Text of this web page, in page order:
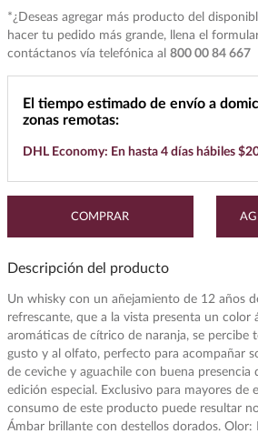
*¿Deseas agregar más producto del
hacer tu pedido más grande, llena el
contáctanos vía telefónica al 800 00 84 667
El tiempo estimado de envío a
zonas remotas:
DHL Economy: En hasta 4 días hábiles
COMPRAR
Descripción del producto
Un whisky con un añejamiento de 12 años
refrescante, que a la vista presenta un color
aromáticas de cítrico de naranja, se percibe
gusto y al olfato, perfecto para acompañar
de ceviche y aguachile con buena presencia
edición especial. Exclusivo para mayores de
consumo de este producto puede resultar
Ámbar brillante con destellos dorados. Olor:
5.
mezcal
6.
cerveza
7.
buchanans
8.
maestro dobel